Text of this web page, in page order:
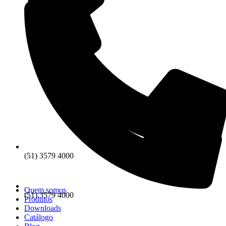
(51) 3579 4000
(51) 3579 4000
Quem somos
Produtos
Downloads
Catálogo